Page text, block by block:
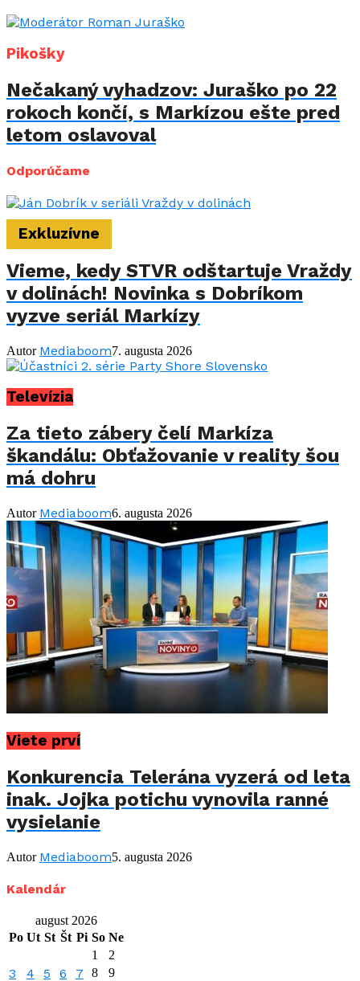
Pikošky
Nečakaný vyhadzov: Juraško po 22
rokoch končí, s Markízou ešte pred
letom oslavoval
Odporúčame
Exkluzívne
Vieme, kedy STVR odštartuje Vraždy
v dolinách! Novinka s Dobríkom
vyzve seriál Markízy
Autor Mediaboom7. augusta 2026
Televízia
Za tieto zábery čelí Markíza
škandálu: Obťažovanie v reality šou
má dohru
Autor Mediaboom6. augusta 2026
Viete prví
Konkurencia Telerána vyzerá od leta
inak. Jojka potichu vynovila ranné
vysielanie
Autor Mediaboom5. augusta 2026
Kalendár
august 2026
Po Ut St Št Pi So Ne
1
2
3 4 5 6 7 8 9